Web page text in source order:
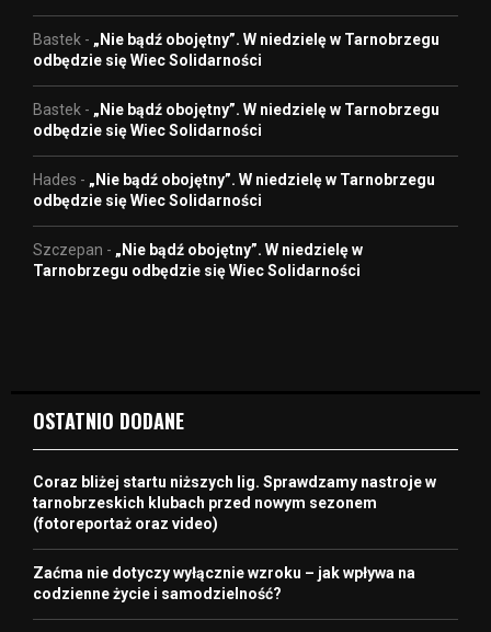
Bastek - „Nie bądź obojętny”. W niedzielę w Tarnobrzegu
odbędzie się Wiec Solidarności
Bastek - „Nie bądź obojętny”. W niedzielę w Tarnobrzegu
odbędzie się Wiec Solidarności
Hades - „Nie bądź obojętny”. W niedzielę w Tarnobrzegu
odbędzie się Wiec Solidarności
Szczepan - „Nie bądź obojętny”. W niedzielę w
Tarnobrzegu odbędzie się Wiec Solidarności
OSTATNIO DODANE
Coraz bliżej startu niższych lig. Sprawdzamy nastroje w
tarnobrzeskich klubach przed nowym sezonem
(fotoreportaż oraz video)
Zaćma nie dotyczy wyłącznie wzroku – jak wpływa na
codzienne życie i samodzielność?